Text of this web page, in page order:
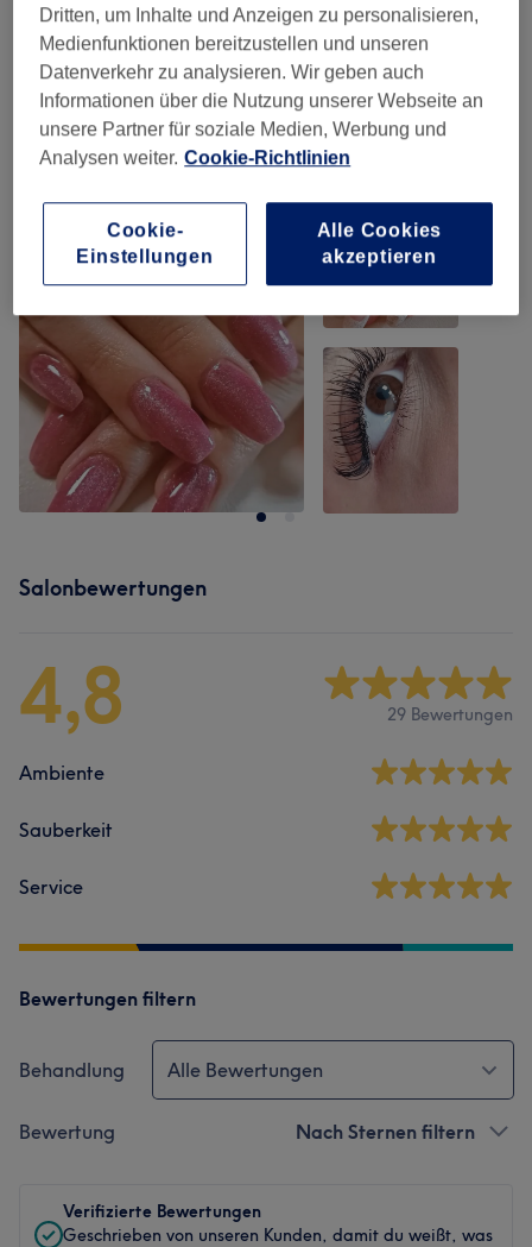
Wimpernverlängerungen (1) ab 15 €
Unsere Arbeit
Bild anklicken für weitere Details
Salonbewertungen
4,8 29 Bewertungen
Ambiente
Sauberkeit
Service
Bewertungen filtern
Behandlung Alle Bewertungen
Bewertung Nach Sternen filtern
Verifizierte Bewertungen
Geschrieben von unseren Kunden, damit du weißt, was
Dritten, um Inhalte und Anzeigen zu personalisieren,
Medienfunktionen bereitzustellen und unseren
Datenverkehr zu analysieren. Wir geben auch
Informationen über die Nutzung unserer Webseite an
unsere Partner für soziale Medien, Werbung und
Analysen weiter. Cookie-Richtlinien
Cookie-
Einstellungen
Alle Cookies
akzeptieren